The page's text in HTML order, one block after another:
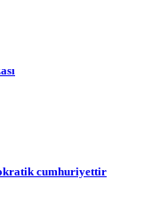
cumhuriyettir